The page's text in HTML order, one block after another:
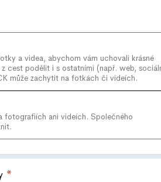
a videa, abychom vám uchovali krásné
cest podělit i s ostatními (např. web,
může zachytit na fotkách či videích.
fotografiích ani videích. Společného
*